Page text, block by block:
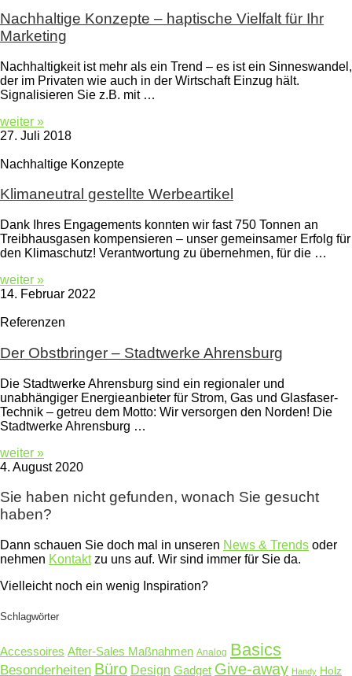
Nachhaltige Konzepte – haptische Vielfalt für Ihr
Marketing
Nachhaltigkeit ist mehr als ein Trend – es ist ein Sinneswandel,
der im Privaten wie auch in der Wirtschaft Einzug hält.
Signalisieren Sie z.B. mit …
weiter »
27. Juli 2018
Nachhaltige Konzepte
Klimaneutral gestellte Werbeartikel
Dank Ihres Engagements konnten wir fast 750 Tonnen an
Treibhausgasen kompensieren – unser gemeinsamer Erfolg für
den Klimaschutz! Verantwortung zu übernehmen, für die …
weiter »
14. Februar 2022
Referenzen
Der Obstbringer – Stadtwerke Ahrensburg
Die Stadtwerke Ahrensburg sind ein regionaler und
unabhängiger Energieanbieter für Strom, Gas und Glasfaser-
Technik – getreu dem Motto: Wir versorgen den Norden! Die
Stadtwerke Ahrensburg …
weiter »
4. August 2020
Sie haben nicht gefunden, wonach Sie gesucht
haben?
Dann schauen Sie doch mal in unseren News & Trends oder
nehmen Kontaktzu uns auf. Wir sind immer für Sie da.
Vielleicht noch ein wenig Inspiration?
Schlagwörter
Accessoires After-Sales Maßnahmen Analog Basics
Besonderheiten Büro Design Gadget Give-away Handy Holz